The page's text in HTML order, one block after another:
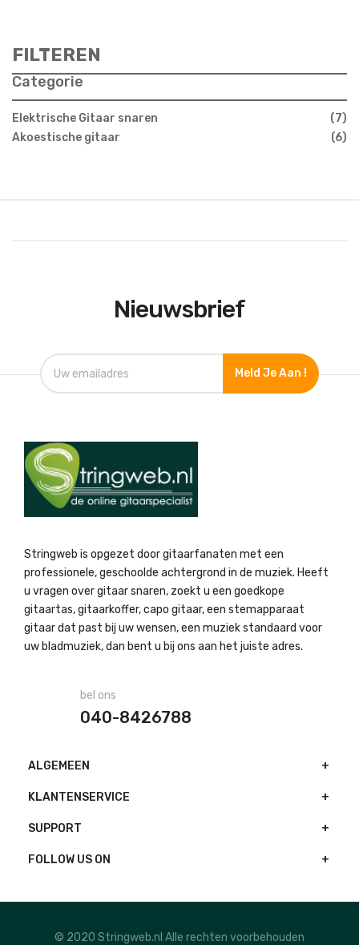
FILTEREN
Categorie
Elektrische Gitaar snaren
7
Akoestische gitaar
6
Nieuwsbrief
Meld Je Aan !
Stringweb is opgezet door gitaarfanaten met een
professionele, geschoolde achtergrond in de muziek. Heeft
u vragen over gitaar snaren, zoekt u een goedkope
gitaartas, gitaarkoffer, capo gitaar, een stemapparaat
gitaar dat past bij uw wensen, een muziek standaard voor
uw bladmuziek, dan bent u bij ons aan het juiste adres.
bel ons
040-8426788
ALGEMEEN
KLANTENSERVICE
SUPPORT
FOLLOW US ON
© 2020 Stringweb.nl Alle rechten voorbehouden